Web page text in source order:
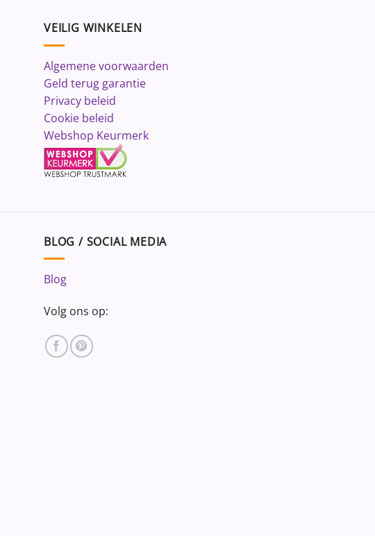
VEILIG WINKELEN
Algemene voorwaarden
Geld terug garantie
Privacy beleid
Cookie beleid
Webshop Keurmerk
BLOG / SOCIAL MEDIA
Blog
Volg ons op: